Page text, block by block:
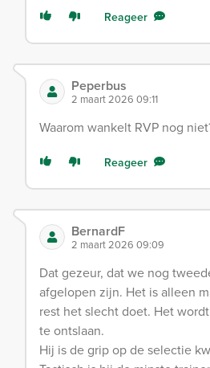
Reageer
Peperbus
2 maart 2026 09:11
Waarom wankelt RVP nog
Reageer
BernardF
2 maart 2026 09:09
Dat gezeur, dat we nog
afgelopen zijn. Het is alleen
rest het slecht doet. Het
te ontslaan.
Hij is de grip op de selectie